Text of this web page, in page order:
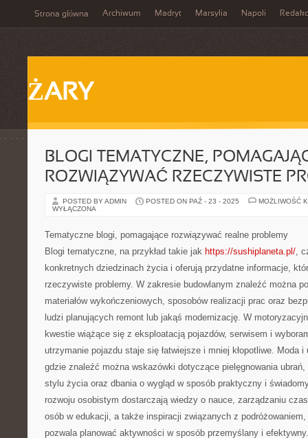
Strona główna Archiwum Madryt Marsylia Napoli
ŻARY
BLOGI TEMATYCZNE,
ROZWIĄZYWAĆ RZECZYWISTE
POSTED BY ADMIN POSTED ON PAŹ - 23 - 2025
MOŻLIWOŚĆ
WYŁĄCZONA
Tematyczne blogi, pomagające rozwiązywać realne problemy
Blogi tematyczne, na przykład takie jak https://sushiplaneta.pl/,
konkretnych dziedzinach życia i oferują przydatne informacje,
rzeczywiste problemy. W zakresie budowlanym znaleźć można
materiałów wykończeniowych, sposobów realizacji prac oraz
ludzi planujących remont lub jakąś modernizację. W
kwestie wiążące się z eksploatacją pojazdów, serwisem i
utrzymanie pojazdu staje się łatwiejsze i mniej kłopotliwe. Moda
gdzie znaleźć można wskazówki dotyczące pielęgnowania ubrań,
stylu życia oraz dbania o wygląd w sposób praktyczny i
rozwoju osobistym dostarczają wiedzy o nauce, zarządzaniu
osób w edukacji, a także inspiracji związanych z
pozwala planować aktywności w sposób przemyślany i